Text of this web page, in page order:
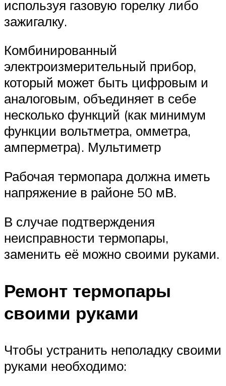
используя газовую горелку либо
зажигалку.
Комбинированный
электроизмерительный прибор,
который может быть цифровым и
аналоговым, объединяет в себе
несколько функций (как минимум
функции вольтметра, омметра,
амперметра). Мультиметр
Рабочая термопара должна иметь
напряжение в районе 50 мВ.
В случае подтверждения
неисправности термопары,
заменить её можно своими руками.
Ремонт термопары
своими руками
Чтобы устранить неполадку своими
руками необходимо: